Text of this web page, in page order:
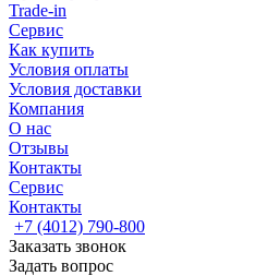
Trade-in
Сервис
Как купить
Условия оплаты
Условия доставки
Компания
О нас
Отзывы
Контакты
Сервис
Контакты
+7 (4012) 790-800
Заказать звонок
Задать вопрос